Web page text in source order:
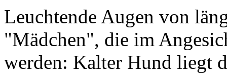
Leuchtende Augen von
"Mädchen", die im
werden: Kalter Hund liegt